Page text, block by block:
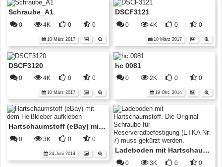
Schraube_A1
0 4K 0 0
10 März 2017
DSCF3121
0 4K 0 0
10 März 2017
DSCF3120
0 4K 0 0
10 März 2017
hc 0081
0 2K 0 0
19 Okt. 2014
Hartschaumstoff (eBay) mit dem Heißkleber aufkleben
0 3K 0 0
24 Juni 2014 Ladeboden mit Hartschaumstoff. Die Original Schraube für Reserveradbefestigung (ETKA Nr. 7) muss gekürzt werden.
0 3K 0 0